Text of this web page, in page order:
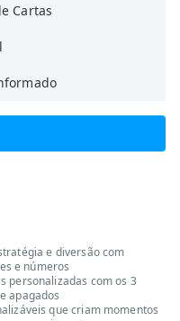
Cartas
e diversão com
e números
personalizadas com os 3
apagados
que criam momentos